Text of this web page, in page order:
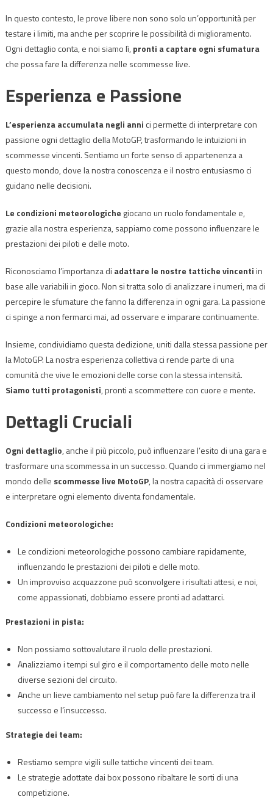
In questo contesto, le prove libere non sono solo un’opportunità per
testare i limiti, ma anche per scoprire le possibilità di miglioramento.
Ogni dettaglio conta, e noi siamo lì,pronti a captare ogni sfumatura
che possa fare la differenza nelle scommesse live.
Esperienza e Passione
L’esperienza accumulata negli anni ci permette di interpretare con
passione ogni dettaglio della MotoGP, trasformando le intuizioni in
scommesse vincenti. Sentiamo un forte senso di appartenenza a
questo mondo, dove la nostra conoscenza e il nostro entusiasmo ci
guidano nelle decisioni.
Le condizioni meteorologiche giocano un ruolo fondamentale e,
grazie alla nostra esperienza, sappiamo come possono influenzare le
prestazioni dei piloti e delle moto.
Riconosciamo l’importanza di adattare le nostre tattiche vincentiin
base alle variabili in gioco. Non si tratta solo di analizzare i numeri, ma di
percepire le sfumature che fanno la differenza in ogni gara. La passione
ci spinge a non fermarci mai, ad osservare e imparare continuamente.
Insieme, condividiamo questa dedizione, uniti dalla stessa passione per
la MotoGP. La nostra esperienza collettiva ci rende parte di una
comunità che vive le emozioni delle corse con la stessa intensità.
Siamo tutti protagonisti, pronti a scommettere con cuore e mente.
Dettagli Cruciali
Ogni dettaglio, anche il più piccolo, può influenzare l’esito di una gara e
trasformare una scommessa in un successo. Quando ci immergiamo nel
mondo delle scommesse live MotoGP, la nostra capacità di osservare
e interpretare ogni elemento diventa fondamentale.
Condizioni meteorologiche:
Le condizioni meteorologiche possono cambiare rapidamente,
influenzando le prestazioni dei piloti e delle moto.
Un improvviso acquazzone può sconvolgere i risultati attesi, e noi,
come appassionati, dobbiamo essere pronti ad adattarci.
Prestazioni in pista:
Non possiamo sottovalutare il ruolo delle prestazioni.
Analizziamo i tempi sul giro e il comportamento delle moto nelle
diverse sezioni del circuito.
Anche un lieve cambiamento nel setup può fare la differenza tra il
successo e l’insuccesso.
Strategie dei team:
Restiamo sempre vigili sulle tattiche vincenti dei team.
Le strategie adottate dai box possono ribaltare le sorti di una
competizione.